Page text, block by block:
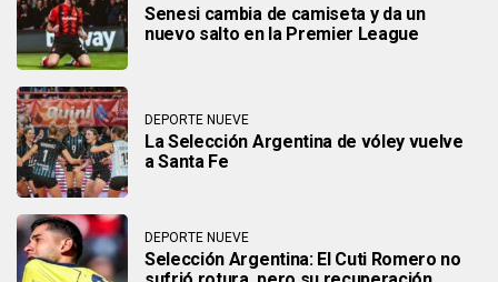
Senesi cambia de camiseta y da un
nuevo salto en la Premier League
DEPORTE NUEVE
La Selección Argentina de vóley vuelve
a Santa Fe
DEPORTE NUEVE
Selección Argentina: El Cuti Romero no